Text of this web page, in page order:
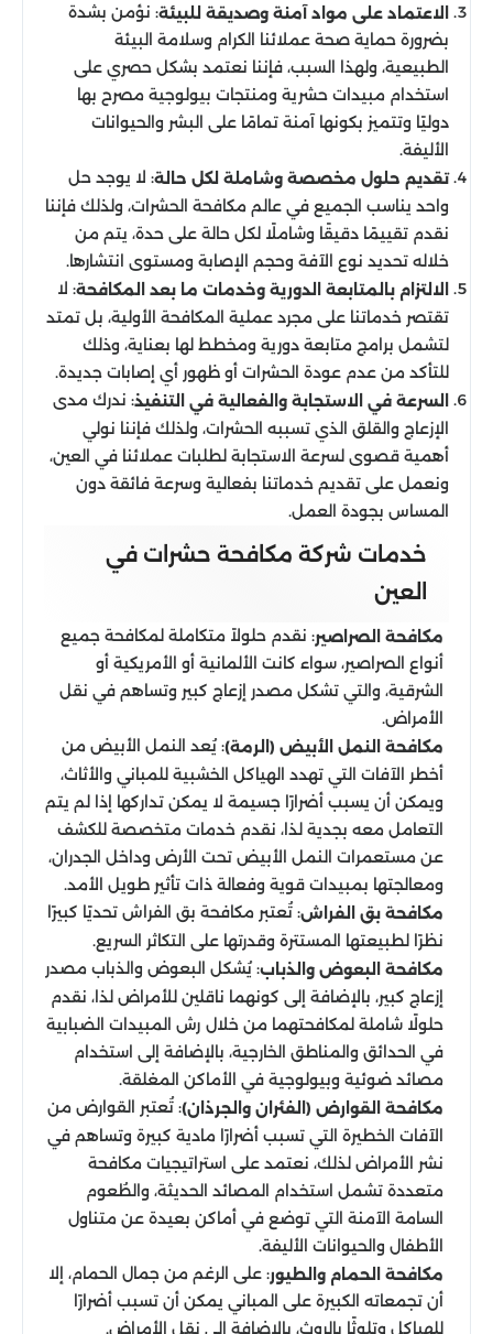
الاعتماد على مواد آمنة وصديقة للبيئة: نؤمن بشدة
بضرورة حماية صحة عملائنا الكرام وسلامة البيئة
الطبيعية، ولهذا السبب، فإننا نعتمد بشكل حصري على
استخدام مبيدات حشرية ومنتجات بيولوجية مصرح بها
دوليًا وتتميز بكونها آمنة تمامًا على البشر والحيوانات
الأليفة.
تقديم حلول مخصصة وشاملة لكل حالة: لا يوجد حل
واحد يناسب الجميع في عالم مكافحة الحشرات، ولذلك فإننا
نقدم تقييمًا دقيقًا وشاملًا لكل حالة على حدة، يتم من
خلاله تحديد نوع الآفة وحجم الإصابة ومستوى انتشارها.
الالتزام بالمتابعة الدورية وخدمات ما بعد المكافحة: لا
تقتصر خدماتنا على مجرد عملية المكافحة الأولية، بل تمتد
لتشمل برامج متابعة دورية ومخطط لها بعناية، وذلك
للتأكد من عدم عودة الحشرات أو ظهور أي إصابات جديدة.
السرعة في الاستجابة والفعالية في التنفيذ: ندرك مدى
الإزعاج والقلق الذي تسببه الحشرات، ولذلك فإننا نولي
أهمية قصوى لسرعة الاستجابة لطلبات عملائنا في العين،
ونعمل على تقديم خدماتنا بفعالية وسرعة فائقة دون
المساس بجودة العمل.
خدمات شركة مكافحة حشرات في
العين
مكافحة الصراصير: نقدم حلولاً متكاملة لمكافحة جميع
أنواع الصراصير، سواء كانت الألمانية أو الأمريكية أو
الشرقية، والتي تشكل مصدر إزعاج كبير وتساهم في نقل
الأمراض.
مكافحة النمل الأبيض (الرمة): يُعد النمل الأبيض من
أخطر الآفات التي تهدد الهياكل الخشبية للمباني والأثاث،
ويمكن أن يسبب أضرارًا جسيمة لا يمكن تداركها إذا لم يتم
التعامل معه بجدية لذا، نقدم خدمات متخصصة للكشف
عن مستعمرات النمل الأبيض تحت الأرض وداخل الجدران،
ومعالجتها بمبيدات قوية وفعالة ذات تأثير طويل الأمد.
مكافحة بق الفراش: تُعتبر مكافحة بق الفراش تحديًا كبيرًا
نظرًا لطبيعتها المستترة وقدرتها على التكاثر السريع.
مكافحة البعوض والذباب: يُشكل البعوض والذباب مصدر
إزعاج كبير، بالإضافة إلى كونهما ناقلين للأمراض لذا، نقدم
حلولًا شاملة لمكافحتهما من خلال رش المبيدات الضبابية
في الحدائق والمناطق الخارجية، بالإضافة إلى استخدام
مصائد ضوئية وبيولوجية في الأماكن المغلقة.
مكافحة القوارض (الفئران والجرذان): تُعتبر القوارض من
الآفات الخطيرة التي تسبب أضرارًا مادية كبيرة وتساهم في
نشر الأمراض لذلك، نعتمد على استراتيجيات مكافحة
متعددة تشمل استخدام المصائد الحديثة، والطُعوم
السامة الآمنة التي توضع في أماكن بعيدة عن متناول
الأطفال والحيوانات الأليفة.
مكافحة الحمام والطيور: على الرغم من جمال الحمام، إلا
أن تجمعاته الكبيرة على المباني يمكن أن تسبب أضرارًا
للهياكل وتلوثًا بالروث، بالإضافة إلى نقل الأمراض.